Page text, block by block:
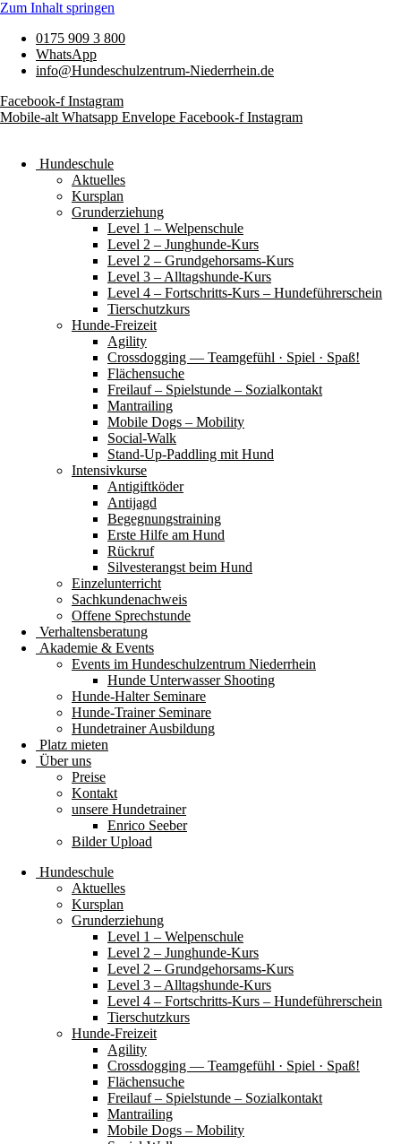
Zum Inhalt springen
0175 909 3 800
WhatsApp
info@Hundeschulzentrum-Niederrhein.de
Facebook-f Instagram
Mobile-alt Whatsapp Envelope Facebook-f Instagram
Hundeschule
Aktuelles
Kursplan
Grunderziehung
Level 1 – Welpenschule
Level 2 – Junghunde-Kurs
Level 2 – Grundgehorsams-Kurs
Level 3 – Alltagshunde-Kurs
Level 4 – Fortschritts-Kurs – Hundeführerschein
Tierschutzkurs
Hunde-Freizeit
Agility
Crossdogging — Teamgefühl · Spiel · Spaß!
Flächensuche
Freilauf – Spielstunde – Sozialkontakt
Mantrailing
Mobile Dogs – Mobility
Social-Walk
Stand-Up-Paddling mit Hund
Intensivkurse
Antigiftköder
Antijagd
Begegnungstraining
Erste Hilfe am Hund
Rückruf
Silvesterangst beim Hund
Einzelunterricht
Sachkundenachweis
Offene Sprechstunde
Verhaltensberatung
Akademie & Events
Events im Hundeschulzentrum Niederrhein
Hunde Unterwasser Shooting
Hunde-Halter Seminare
Hunde-Trainer Seminare
Hundetrainer Ausbildung
Platz mieten
Über uns
Preise
Kontakt
unsere Hundetrainer
Enrico Seeber
Bilder Upload
Hundeschule
Aktuelles
Kursplan
Grunderziehung
Level 1 – Welpenschule
Level 2 – Junghunde-Kurs
Level 2 – Grundgehorsams-Kurs
Level 3 – Alltagshunde-Kurs
Level 4 – Fortschritts-Kurs – Hundeführerschein
Tierschutzkurs
Hunde-Freizeit
Agility
Crossdogging — Teamgefühl · Spiel · Spaß!
Flächensuche
Freilauf – Spielstunde – Sozialkontakt
Mantrailing
Mobile Dogs – Mobility